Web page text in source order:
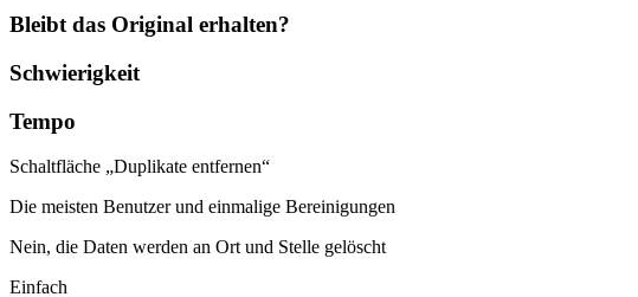
Bleibt das Original erhalten?
Schwierigkeit
Tempo
Schaltfläche „Duplikate entfernen“
Die meisten Benutzer und einmalige Bereinigungen
Nein, die Daten werden an Ort und Stelle gelöscht
Einfach